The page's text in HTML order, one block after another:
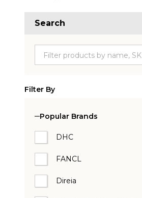
Search
Filter By
Popular Brands
DHC
FANCL
Direia